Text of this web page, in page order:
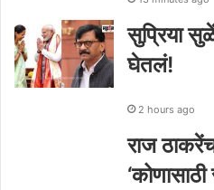
सुप्रिया
घेतलं!
2 hours ago
राज